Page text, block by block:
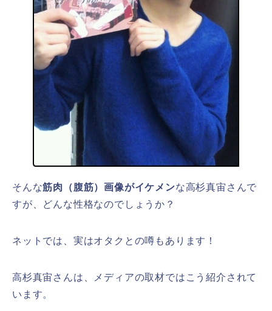
そんな筋肉（腹筋）画像がイケメンな高杉真宙さんで
すが、どんな性格なのでしょうか？
ネットでは、実はオタクとの噂もあります！
高杉真宙さんは、メディアの取材ではこう紹介されて
います。